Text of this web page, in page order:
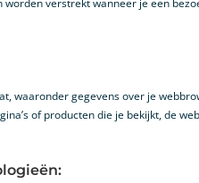
verstrekt wanneer je een
gegevens over je
of producten die je bekijkt, de